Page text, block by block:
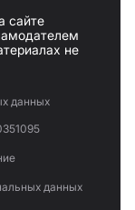
сайте
не
данных
данных